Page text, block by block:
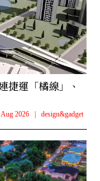
捷運「橘線」、
2026 design&gadget